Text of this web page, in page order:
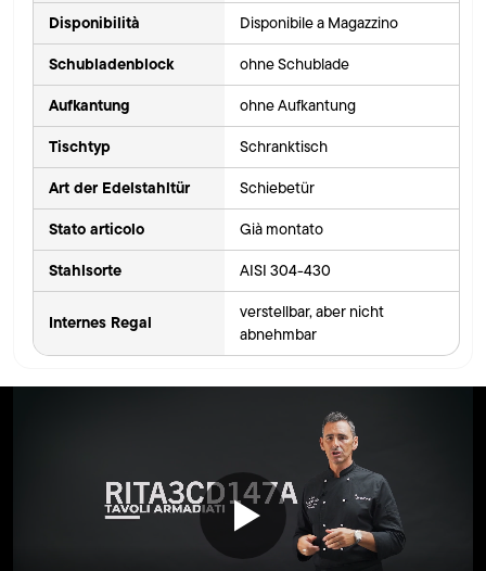
Disponibilità Disponibile a Magazzino
Schubladenblock ohne Schublade
Aufkantung ohne Aufkantung
Tischtyp Schranktisch
Art der Edelstahltür Schiebetür
Stato articolo Già montato
Stahlsorte AISI 304-430
Internes Regal
verstellbar, aber nicht
abnehmbar